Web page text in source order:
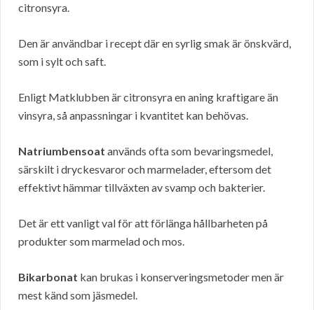
citronsyra.
Den är användbar i recept där en syrlig smak är önskvärd,
som i sylt och saft.
Enligt Matklubben är citronsyra en aning kraftigare än
vinsyra, så anpassningar i kvantitet kan behövas.
Natriumbensoat används ofta som bevaringsmedel,
särskilt i dryckesvaror och marmelader, eftersom det
effektivt hämmar tillväxten av svamp och bakterier.
Det är ett vanligt val för att förlänga hållbarheten på
produkter som marmelad och mos.
Bikarbonat kan brukas i konserveringsmetoder men är
mest känd som jäsmedel.